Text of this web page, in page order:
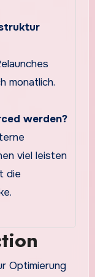
monatlich.
werden?
viel leisten
die
Optimierung